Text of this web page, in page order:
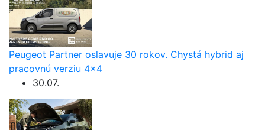
Peugeot Partner oslavuje 30 rokov. Chystá hybrid aj
pracovnú verziu 4×4
30.07.